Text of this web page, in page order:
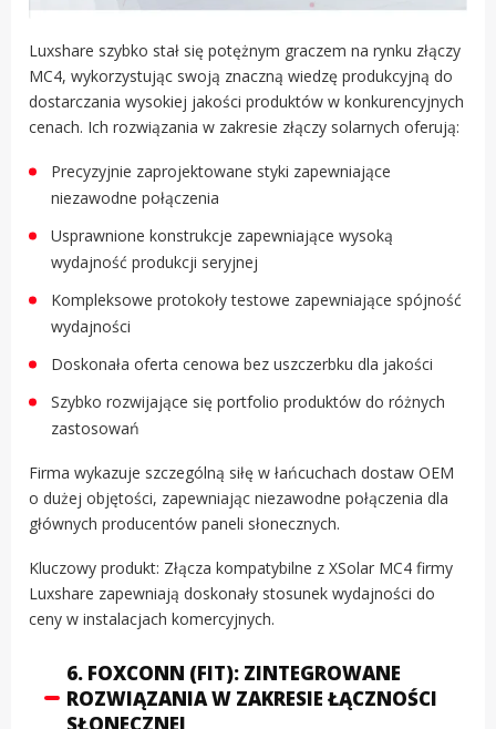
Luxshare szybko stał się potężnym graczem na rynku złączy
MC4, wykorzystując swoją znaczną wiedzę produkcyjną do
dostarczania wysokiej jakości produktów w konkurencyjnych
cenach. Ich rozwiązania w zakresie złączy solarnych oferują:
Precyzyjnie zaprojektowane styki zapewniające
niezawodne połączenia
Usprawnione konstrukcje zapewniające wysoką
wydajność produkcji seryjnej
Kompleksowe protokoły testowe zapewniające spójność
wydajności
Doskonała oferta cenowa bez uszczerbku dla jakości
Szybko rozwijające się portfolio produktów do różnych
zastosowań
Firma wykazuje szczególną siłę w łańcuchach dostaw OEM
o dużej objętości, zapewniając niezawodne połączenia dla
głównych producentów paneli słonecznych.
Kluczowy produkt: Złącza kompatybilne z XSolar MC4 firmy
Luxshare zapewniają doskonały stosunek wydajności do
ceny w instalacjach komercyjnych.
6. FOXCONN (FIT): ZINTEGROWANE
ROZWIĄZANIA W ZAKRESIE ŁĄCZNOŚCI
SŁONECZNEJ